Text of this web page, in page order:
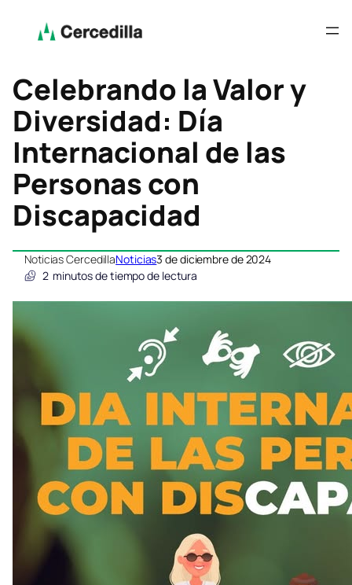
Celebrando la Valor y
Diversidad: Día
Internacional de las
Personas con
Discapacidad
Noticias CercedillaNoticias3 de diciembre de 2024
2 minutos de tiempo de lectura